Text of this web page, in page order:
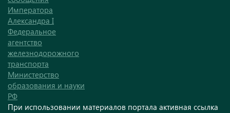
Императора
Александра I
Федеральное
агентство
железнодорожного
транспорта
Министерство
образования и науки
РФ
При использовании материалов портала активная ссылка